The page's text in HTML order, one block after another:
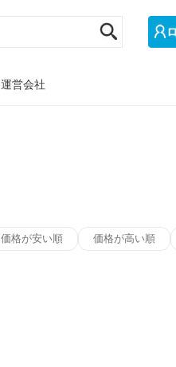
運営会社
価格が安い順 価格が高い順